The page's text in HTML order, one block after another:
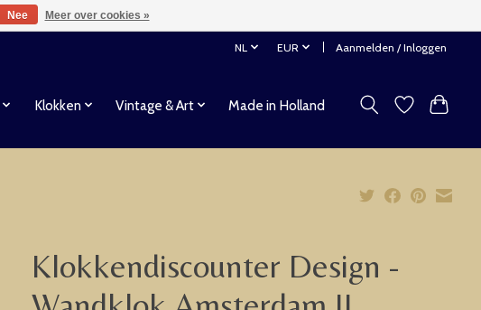
NL EUR Aanmelden / Inloggen
Klokken Vintage & Art Made in Holland
Klokkendiscounter Design -
Nee Meer over cookies »